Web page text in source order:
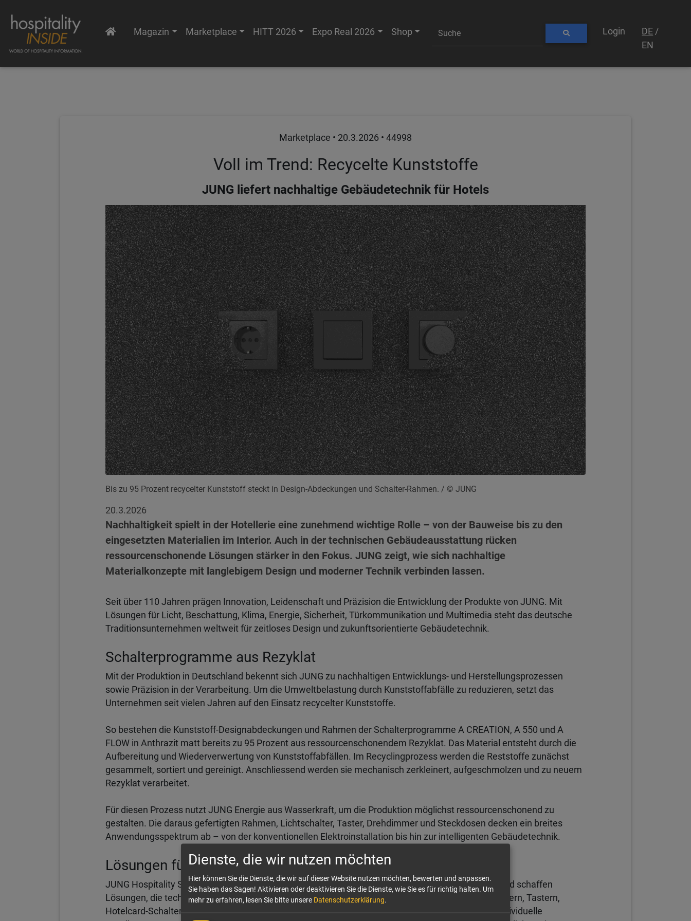
Magazin Marketplace HITT 2026 Expo Real 2026 Shop Login DE /
EN
Marketplace • 20.3.2026 • 44998
Voll im Trend: Recycelte Kunststoffe
JUNG liefert nachhaltige Gebäudetechnik für Hotels
Bis zu 95 Prozent recycelter Kunststoff steckt in Design-Abdeckungen und Schalter-Rahmen. / © JUNG
20.3.2026
Nachhaltigkeit spielt in der Hotellerie eine zunehmend wichtige Rolle – von der Bauweise bis zu den
eingesetzten Materialien im Interior. Auch in der technischen Gebäudeausstattung rücken
ressourcenschonende Lösungen stärker in den Fokus. JUNG zeigt, wie sich nachhaltige
Materialkonzepte mit langlebigem Design und moderner Technik verbinden lassen.
Seit über 110 Jahren prägen Innovation, Leidenschaft und Präzision die Entwicklung der Produkte von JUNG. Mit
Lösungen für Licht, Beschattung, Klima, Energie, Sicherheit, Türkommunikation und Multimedia steht das deutsche
Traditionsunternehmen weltweit für zeitloses Design und zukunftsorientierte Gebäudetechnik.
Schalterprogramme aus Rezyklat
Mit der Produktion in Deutschland bekennt sich JUNG zu nachhaltigen Entwicklungs- und Herstellungsprozessen
sowie Präzision in der Verarbeitung. Um die Umweltbelastung durch Kunststoffabfälle zu reduzieren, setzt das
Unternehmen seit vielen Jahren auf den Einsatz recycelter Kunststoffe.
So bestehen die Kunststoff-Designabdeckungen und Rahmen der Schalterprogramme A CREATION, A 550 und A
FLOW in Anthrazit matt bereits zu 95 Prozent aus ressourcenschonendem Rezyklat. Das Material entsteht durch die
Aufbereitung und Wiederverwertung von Kunststoffabfällen. Im Recyclingprozess werden die Reststoffe zunächst
gesammelt, sortiert und gereinigt. Anschliessend werden sie mechanisch zerkleinert, aufgeschmolzen und zu neuem
Rezyklat verarbeitet.
Für diesen Prozess nutzt JUNG Energie aus Wasserkraft, um die Produktion möglichst ressourcenschonend zu
gestalten. Die daraus gefertigten Rahmen, Lichtschalter, Taster, Drehdimmer und Steckdosen decken ein breites
Anwendungsspektrum ab – von der konventionellen Elektroinstallation bis hin zur intelligenten Gebäudetechnik.
Lösungen für Hotels
JUNG Hospitality Solutions verbinden funktionale, ökonomische und ökologische Anforderungen und schaffen
Lösungen, die technisch wie gestalterisch überzeugen. Ob Neubau oder Modernisierung: Mit Schaltern, Tastern,
Hotelcard-Schaltern, Temperatursteuerungen, Sensorik und Netzwerkkomponenten lassen sich individuelle
Dienste, die wir nutzen möchten
Hier können Sie die Dienste, die wir auf dieser Website nutzen möchten, bewerten und anpassen.
Sie haben das Sagen! Aktivieren oder deaktivieren Sie die Dienste, wie Sie es für richtig halten. Um
mehr zu erfahren, lesen Sie bitte unsere Datenschutzerklärung.